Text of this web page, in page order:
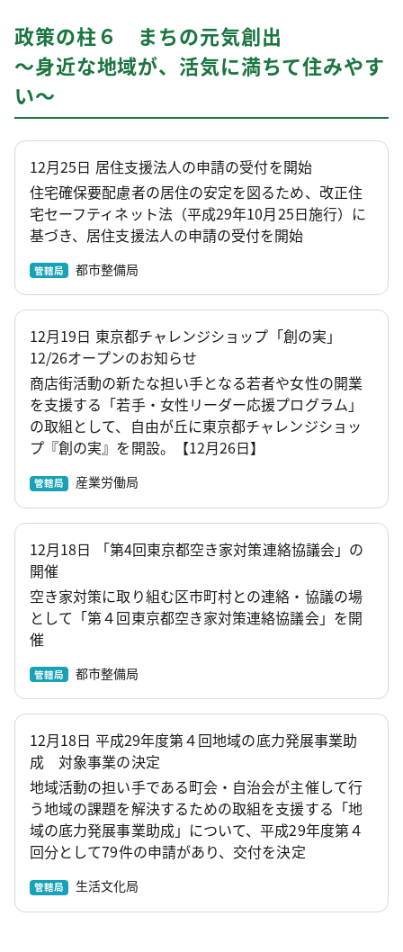
政策の柱６ まちの元気創出
～身近な地域が、活気に満ちて住みやす
い～
12月25日 居住支援法人の申請の受付を開始
住宅確保要配慮者の居住の安定を図るため、改正住
宅セーフティネット法（平成29年10月25日施行）に
基づき、居住支援法人の申請の受付を開始
管轄局 都市整備局
12月19日 東京都チャレンジショップ「創の実」
12/26オープンのお知らせ
商店街活動の新たな担い手となる若者や女性の開業
を支援する「若手・女性リーダー応援プログラム」
の取組として、自由が丘に東京都チャレンジショッ
プ『創の実』を開設。【12月26日】
管轄局 産業労働局
12月18日 「第4回東京都空き家対策連絡協議会」の
開催
空き家対策に取り組む区市町村との連絡・協議の場
として「第４回東京都空き家対策連絡協議会」を開
催
管轄局 都市整備局
12月18日 平成29年度第４回地域の底力発展事業助
成 対象事業の決定
地域活動の担い手である町会・自治会が主催して行
う地域の課題を解決するための取組を支援する「地
域の底力発展事業助成」について、平成29年度第４
回分として79件の申請があり、交付を決定
管轄局 生活文化局